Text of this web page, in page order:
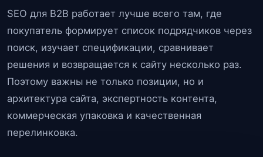
SEO для B2B работает лучше всего там, где
покупатель формирует список подрядчиков через
поиск, изучает спецификации, сравнивает
решения и возвращается к сайту несколько раз.
Поэтому важны не только позиции, но и
архитектура сайта, экспертность контента,
коммерческая упаковка и качественная
перелинковка.